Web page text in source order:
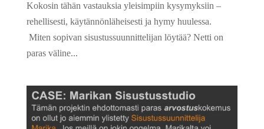
Kokosin tähän vastauksia yleisimpiin kysymyksiin –
rehellisesti, käytännönläheisesti ja hymy huulessa.
Miten sopivan sisustussuunnittelijan löytää? Netti on
paras väline...